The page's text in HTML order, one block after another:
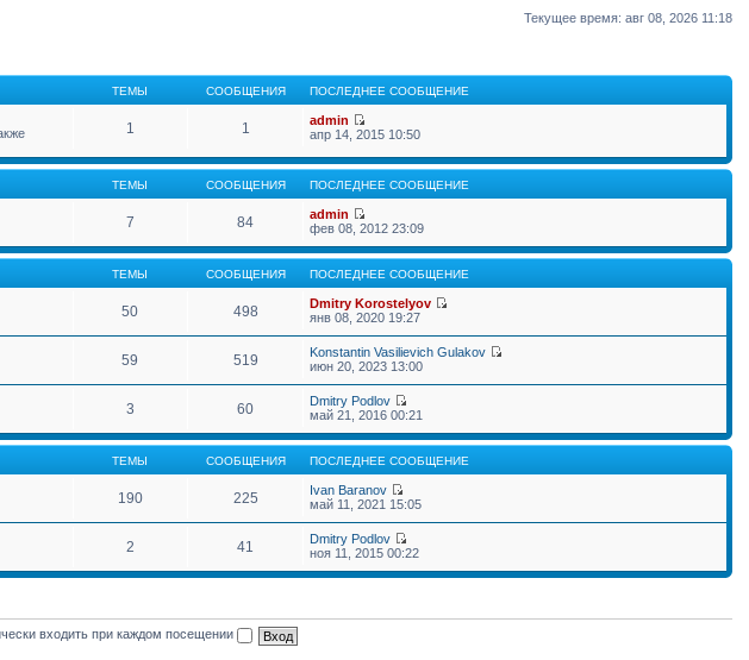
Текущее время: авг 08, 2026 11:18
ТЕМЫ СООБЩЕНИЯ ПОСЛЕДНЕЕ СООБЩЕНИЕ
1 1
admin
апр 14, 2015 10:50
ТЕМЫ СООБЩЕНИЯ ПОСЛЕДНЕЕ СООБЩЕНИЕ
7 84
admin
фев 08, 2012 23:09
ТЕМЫ СООБЩЕНИЯ ПОСЛЕДНЕЕ СООБЩЕНИЕ
50 498
Dmitry Korostelyov
янв 08, 2020 19:27
59 519
Konstantin Vasilievich Gulakov
июн 20, 2023 13:00
3 60
Dmitry Podlov
май 21, 2016 00:21
ТЕМЫ СООБЩЕНИЯ ПОСЛЕДНЕЕ СООБЩЕНИЕ
190 225
Ivan Baranov
май 11, 2021 15:05
2 41
Dmitry Podlov
ноя 11, 2015 00:22
входить при каждом посещении